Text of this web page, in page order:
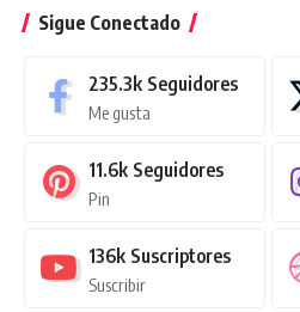
Sigue Conectado
235.3k Seguidores
Me gusta
11.6k Seguidores
Pin
136k Suscriptores
Suscribir